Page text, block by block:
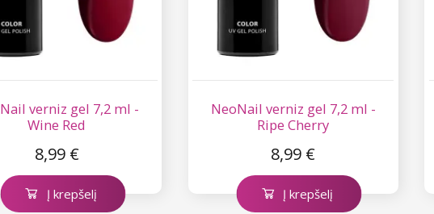
verniz gel 7,2 ml -
Wine Red
8,99 €
Į krepšelį
NeoNail verniz gel 7,2 ml -
Ripe Cherry
8,99 €
Į krepšelį